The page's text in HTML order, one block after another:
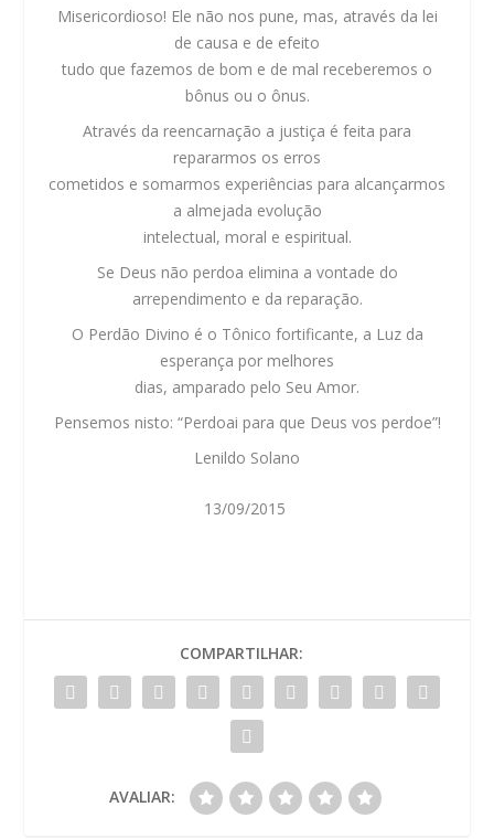
Misericordioso! Ele não nos pune, mas, através da lei
de causa e de efeito
tudo que fazemos de bom e de mal receberemos o
bônus ou o ônus.
Através da reencarnação a justiça é feita para
repararmos os erros
cometidos e somarmos experiências para alcançarmos
a almejada evolução
intelectual, moral e espiritual.
Se Deus não perdoa elimina a vontade do
arrependimento e da reparação.
O Perdão Divino é o Tônico fortificante, a Luz da
esperança por melhores
dias, amparado pelo Seu Amor.
Pensemos nisto: “Perdoai para que Deus vos perdoe”!
Lenildo Solano
13/09/2015
COMPARTILHAR:
AVALIAR: